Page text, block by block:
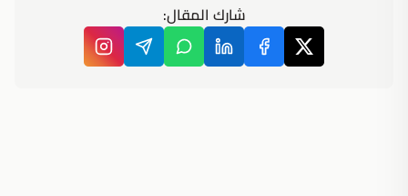
شارك المقال: